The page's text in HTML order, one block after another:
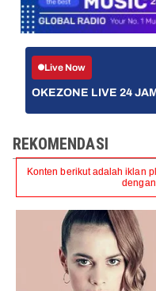
Live Now
OKEZONE LIVE 24